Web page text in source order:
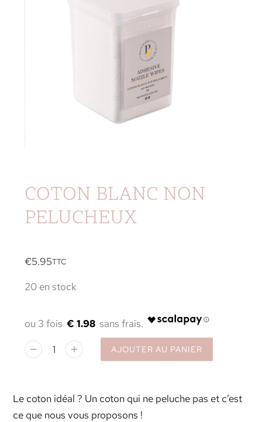
COTON BLANC NON
PELUCHEUX
€5.95TTC
20 en stock
€ 1.98
AJOUTER AU PANIER
Le coton idéal ? Un coton qui ne peluche pas et c’est
ce que nous vous proposons !